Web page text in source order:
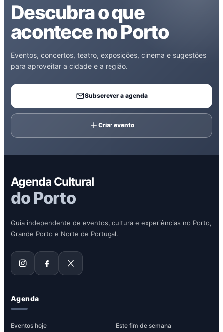
Descubra o que
acontece no Porto
Eventos, concertos, teatro, exposições, cinema e sugestões
para aproveitar a cidade e a região.
Subscrever a agenda
Criar evento
Agenda Cultural
do Porto
Guia independente de eventos, cultura e experiências no Porto,
Grande Porto e Norte de Portugal.
Agenda
Eventos hoje Este fim de semana